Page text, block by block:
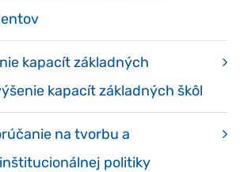
kapacít základných
kapacít základných škôl
na tvorbu a
politiky